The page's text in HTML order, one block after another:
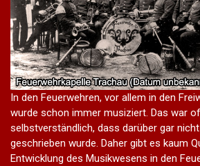
In den Feuerwehren, vor allem in den
wurde schon immer musiziert. Das war
selbstverständlich, dass darüber gar
geschrieben wurde. Daher gibt es kaum
Entwicklung des Musikwesens in den